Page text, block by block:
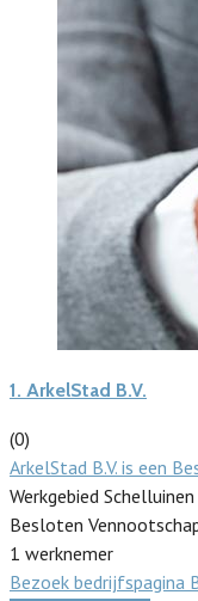
1. ArkelStad B.V.
(0)
ArkelStad B.V. is een
Werkgebied Schelluinen
Besloten
1 werknemer
Bezoek bedrijfspagina